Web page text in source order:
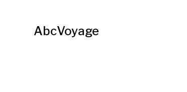
AbcVoyage